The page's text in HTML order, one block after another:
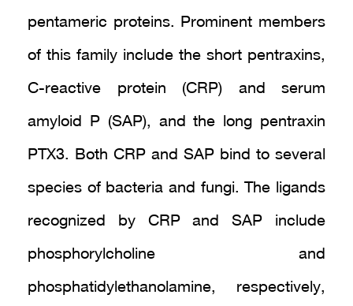
pentameric proteins. Prominent members
of this family include the short pentraxins,
C-reactive protein (CRP) and serum
amyloid P (SAP), and the long pentraxin
PTX3. Both CRP and SAP bind to several
species of bacteria and fungi. The ligands
recognized by CRP and SAP include
phosphorylcholine and
phosphatidylethanolamine, respectively,